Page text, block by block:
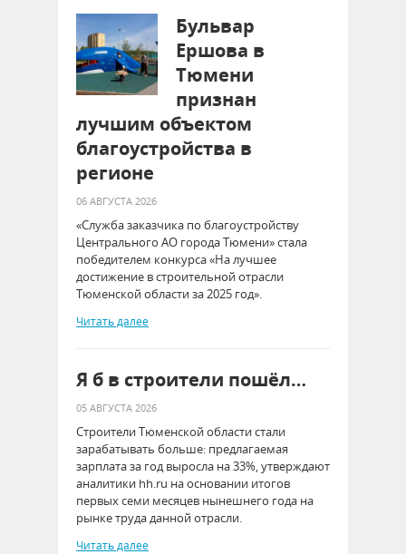
Бульвар
Ершова в
Тюмени
признан
лучшим объектом
благоустройства в
регионе
06 АВГУСТА 2026
«Служба заказчика по благоустройству
Центрального АО города Тюмени» стала
победителем конкурса «На лучшее
достижение в строительной отрасли
Тюменской области за 2025 год».
Читать далее
Я б в строители пошёл…
05 АВГУСТА 2026
Строители Тюменской области стали
зарабатывать больше: предлагаемая
зарплата за год выросла на 33%, утверждают
аналитики hh.ru на основании итогов
первых семи месяцев нынешнего года на
рынке труда данной отрасли.
Читать далее